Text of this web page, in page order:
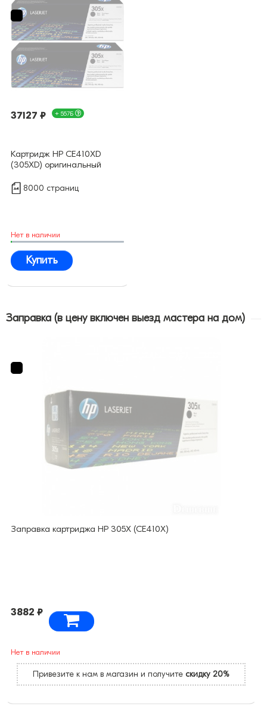
37127 ₽ + 557Б
Картридж HP CE410XD
(305XD) оригинальный
8000 страниц
Нет в наличии
Купить
Заправка (в цену включен выезд мастера на дом)
Заправка картриджа HP 305X (CE410X)
3882 ₽
Нет в наличии
Привезите к нам в магазин и получите скидку 20%